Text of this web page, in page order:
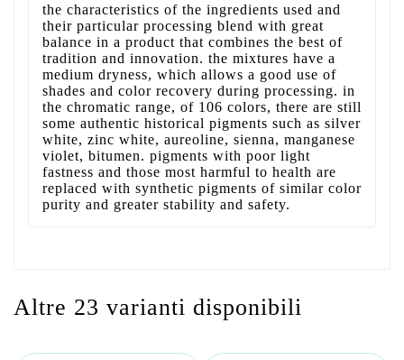
the characteristics of the ingredients used and
their particular processing blend with great
balance in a product that combines the best of
tradition and innovation. the mixtures have a
medium dryness, which allows a good use of
shades and color recovery during processing. in
the chromatic range, of 106 colors, there are still
some authentic historical pigments such as silver
white, zinc white, aureoline, sienna, manganese
violet, bitumen. pigments with poor light
fastness and those most harmful to health are
replaced with synthetic pigments of similar color
purity and greater stability and safety.
Altre 23 varianti disponibili